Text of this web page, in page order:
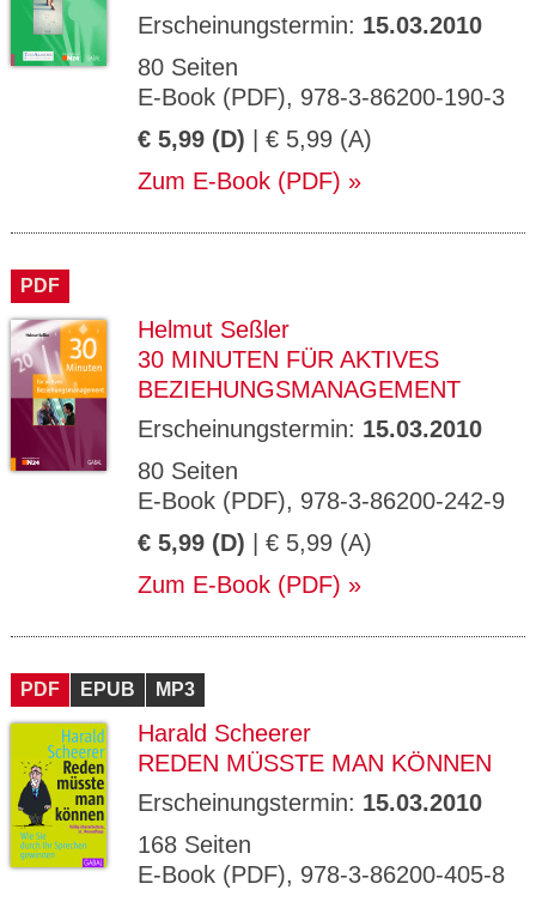
Erscheinungstermin: 15.03.2010
80 Seiten
E-Book (PDF), 978-3-86200-190-3
€ 5,99 (D) | € 5,99 (A)
Zum E-Book (PDF)
PDF
Helmut Seßler
30 MINUTEN FÜR AKTIVES
BEZIEHUNGSMANAGEMENT
Erscheinungstermin: 15.03.2010
80 Seiten
E-Book (PDF), 978-3-86200-242-9
€ 5,99 (D) | € 5,99 (A)
Zum E-Book (PDF)
PDF EPUB MP3
Harald Scheerer
REDEN MÜSSTE MAN KÖNNEN
Erscheinungstermin: 15.03.2010
168 Seiten
E-Book (PDF), 978-3-86200-405-8